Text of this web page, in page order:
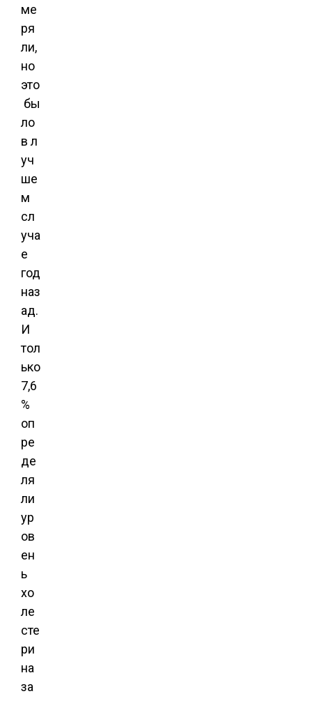
ме
ря
ли,
но
это
бы
ло
в л
уч
ше
м
сл
уча
е
год
наз
ад.
И
тол
ько
7,6
%
оп
ре
де
ля
ли
ур
ов
ен
ь
хо
ле
сте
ри
на
за